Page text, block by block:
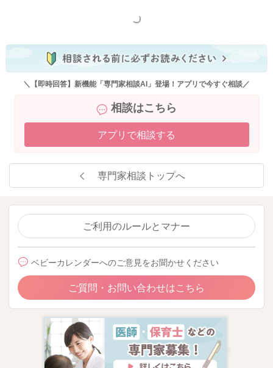
もっと見る
＼【即時回答】新機能「専門家相談AI」登場！アプリで今すぐ相談／
相談はこちら
アプリで相談する
専門家相談トップへ
ご利用のルールとマナー
ベビーカレンダーへのご意見をお聞かせください
ご質問・お問い合わせはこちら